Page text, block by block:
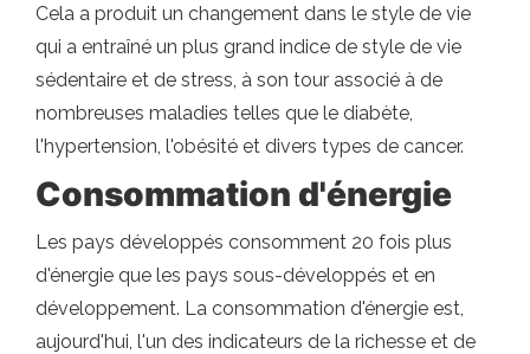
Cela a produit un changement dans le style de vie
qui a entraîné un plus grand indice de style de vie
sédentaire et de stress, à son tour associé à de
nombreuses maladies telles que le diabète,
l'hypertension, l'obésité et divers types de cancer.
Consommation d'énergie
Les pays développés consomment 20 fois plus
d'énergie que les pays sous-développés et en
développement. La consommation d'énergie est,
aujourd'hui, l'un des indicateurs de la richesse et de